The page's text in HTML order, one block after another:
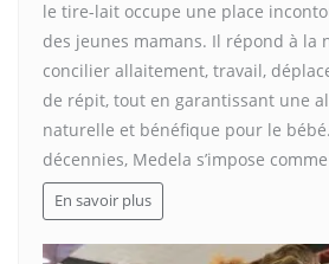
le tire-lait occupe une place
des jeunes mamans. Il répond à la
concilier allaitement, travail,
de répit, tout en garantissant une
naturelle et bénéfique pour le
décennies, Medela s’impose
En savoir plus